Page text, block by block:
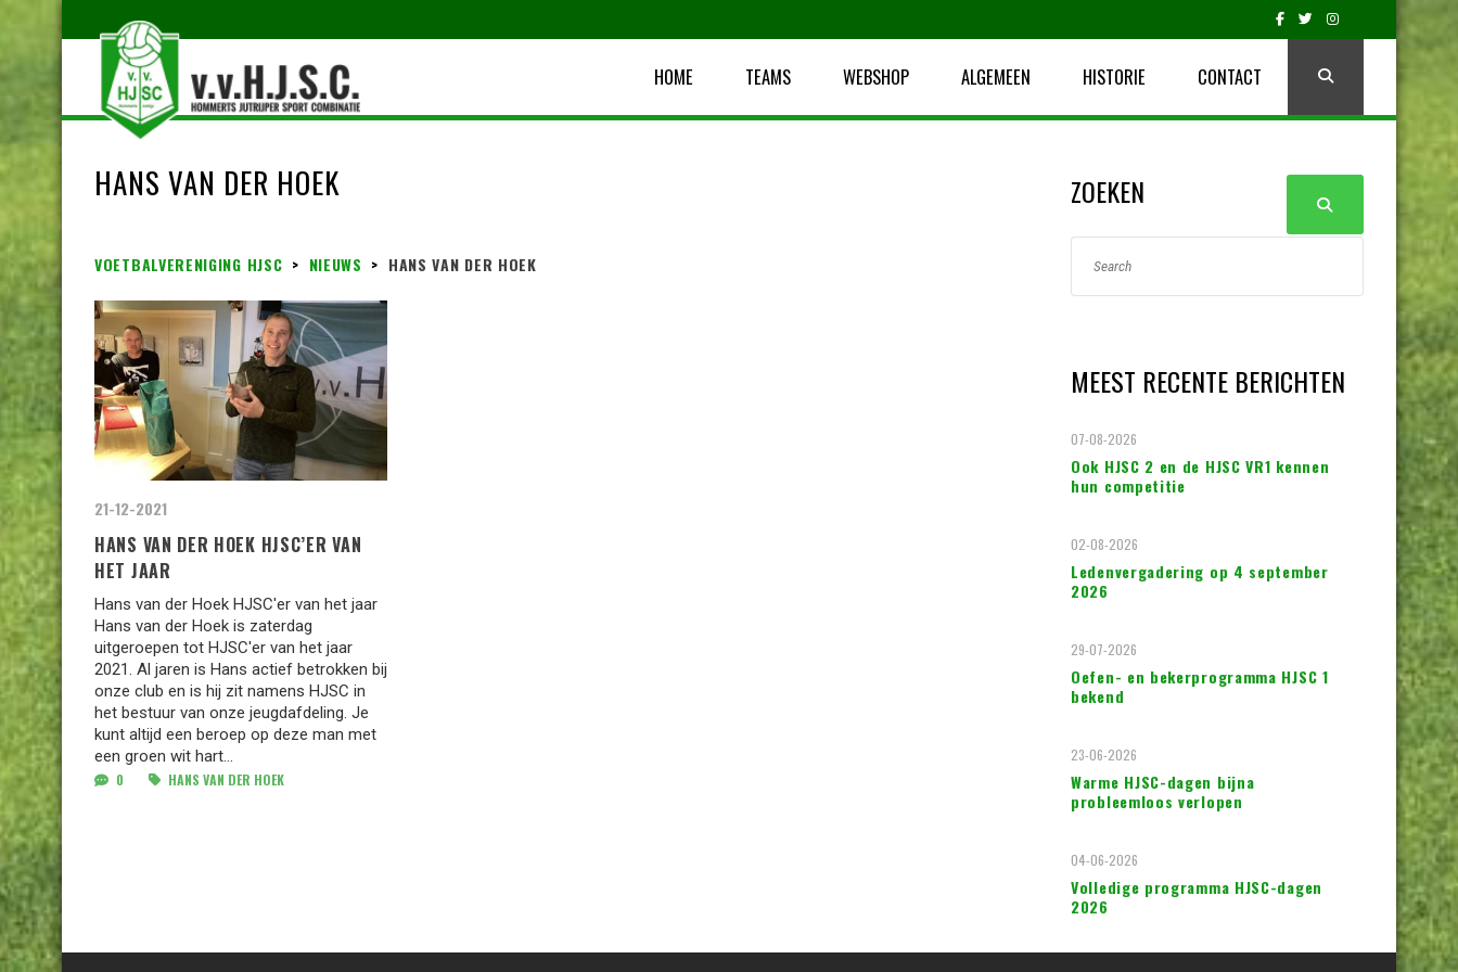
HOME TEAMS WEBSHOP ALGEMEEN HISTORIE CONTACT
HANS VAN DER HOEK
VOETBALVERENIGING HJSC > NIEUWS > HANS VAN DER HOEK
21-12-2021
HANS VAN DER HOEK HJSC’ER VAN
HET JAAR
Hans van der Hoek HJSC'er van het jaar
Hans van der Hoek is zaterdag
uitgeroepen tot HJSC'er van het jaar
2021. Al jaren is Hans actief betrokken bij
onze club en is hij zit namens HJSC in
het bestuur van onze jeugdafdeling. Je
kunt altijd een beroep op deze man met
een groen wit hart...
0 HANS VAN DER HOEK
ZOEKEN
MEEST RECENTE BERICHTEN
Ook HJSC 2 en de HJSC VR1 kennen
hun competitie
07-08-2026
Ledenvergadering op 4 september
2026
02-08-2026
Oefen- en bekerprogramma HJSC 1
bekend
29-07-2026
Warme HJSC-dagen bijna
probleemloos verlopen
23-06-2026
Volledige programma HJSC-dagen
2026
04-06-2026